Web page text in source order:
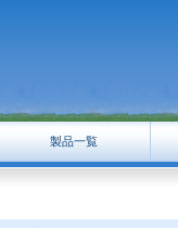
製品一覧